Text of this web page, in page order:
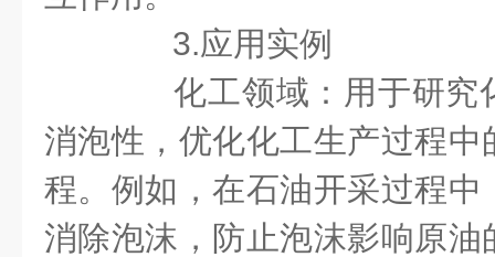
3.应用实例
化工领域：用于研究
消泡性，优化化工生产过程
程。例如，在石油开采过程
消除泡沫，防止泡沫影响原